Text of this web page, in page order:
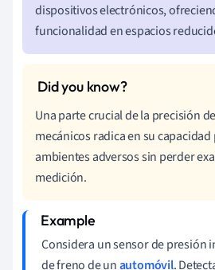
dispositivos electrónicos,
funcionalidad en espacios
Una parte crucial de la precisión
mecánicos radica en su
ambientes adversos sin perder
medición.
Considera un sensor de presión
de freno de unautomóvil.